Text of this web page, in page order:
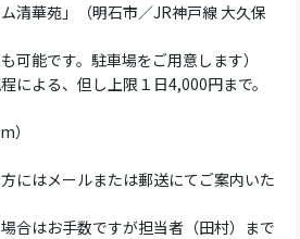
華苑」（明石市／JR神戸線 大久保
能です。駐車場をご用意します）
よる、但し上限１日4,000円まで。
にはメールまたは郵送にてご案内いた
はお手数ですが担当者（田村）まで